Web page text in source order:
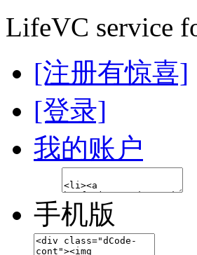
LifeVC service
[注册有惊喜]
[登录]
我的账户
手机版